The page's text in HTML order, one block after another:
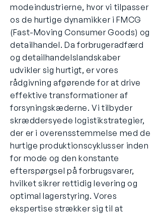
modeindustrierne, hvor vi tilpasser
os de hurtige dynamikker i FMCG
(Fast-Moving Consumer Goods) og
detailhandel. Da forbrugeradfærd
og detailhandelslandskaber
udvikler sig hurtigt, er vores
rådgivning afgørende for at drive
effektive transformationer af
forsyningskæderne. Vi tilbyder
skræddersyede logistikstrategier,
der er i overensstemmelse med de
hurtige produktionscyklusser inden
for mode og den konstante
efterspørgsel på forbrugsvarer,
hvilket sikrer rettidig levering og
optimal lagerstyring. Vores
ekspertise strækker sig til at